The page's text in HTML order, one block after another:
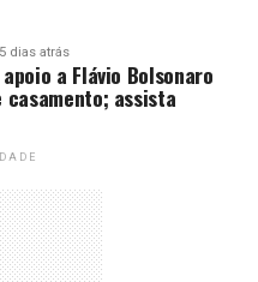
5 dias atrás
a Flávio Bolsonaro
assista